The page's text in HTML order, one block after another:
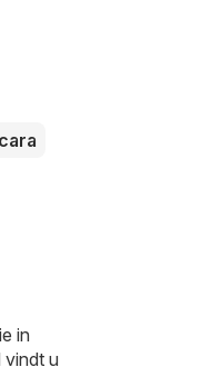
in
vindt u